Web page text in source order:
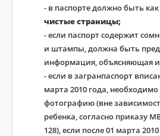
- в паспорте должно быть как
чистые страницы;
- если паспорт содержит
и штампы, должна быть
информация, объясняющая
- если в загранпаспорт
марта 2010 года, необходимо
фотографию (вне
ребенка, согласно приказу
128), если после 01 марта